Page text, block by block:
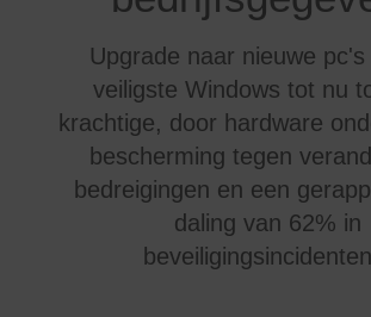
Upgrade naar nieuwe
veiligste Windows tot nu
krachtige, door hardware
bescherming tegen
bedreigingen en een
daling van 62% in